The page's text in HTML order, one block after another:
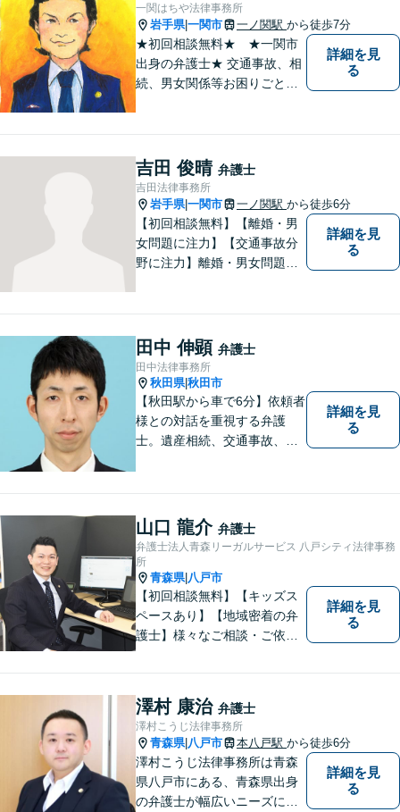
一関はちや法律事務所
岩手県|一関市 一ノ関駅 から徒歩7分
★初回相談無料★ ★一関市
出身の弁護士★ 交通事故、相
続、男女関係等お困りごとが
詳細を見
る
吉田 俊晴 弁護士
吉田法律事務所
岩手県|一関市 一ノ関駅 から徒歩6分
【初回相談無料】【離婚・男
女問題に注力】【交通事故分
野に注力】離婚・男女問題、
ります。何かお困りごとがご
ざいましたら、お気軽にご相
談ください。
詳細を見
る
田中 伸顕 弁護士
田中法律事務所
秋田県|秋田市
【秋田駅から車で6分】依頼者
様との対話を重視する弁護
士。遺産相続、交通事故、離
く取り扱っております。お困
りごとがあれば、お一人で抱
え込むことなくぜひご相談く
ださい！【駐車場あり】
詳細を見
る
山口 龍介 弁護士
弁護士法人青森リーガルサービス 八戸シティ法律事務
所
青森県| 八戸市
【初回相談無料】【キッズス
ペースあり】【地域密着の弁
護士】様々なご相談・ご依頼
します。お困りの方はぜひご
相談ください。
詳細を見
る
澤村 康治 弁護士
澤村こうじ法律事務所
青森県| 八戸市 本八戸駅 から徒歩6分
澤村こうじ法律事務所は青森
県八戸市にある、青森県出身
の弁護士が幅広いニーズにお
詳細を見
る